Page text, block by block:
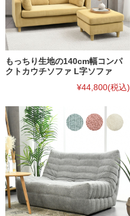
もっちり生地の140cm幅コンパ
クトカウチソファ L字ソファ
¥44,800(税込)